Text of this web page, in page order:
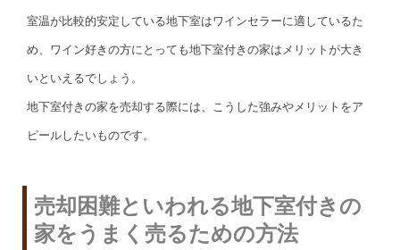
室温が比較的安定している地下室はワインセラーに適しているた
め、ワイン好きの方にとっても地下室付きの家はメリットが大き
いといえるでしょう。
地下室付きの家を売却する際には、こうした強みやメリットをア
ピールしたいものです。
売却困難といわれる地下室付きの
家をうまく売るための方法